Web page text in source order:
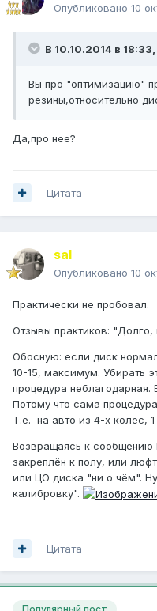
Опубликовано 10
В 10.10.2014 в
Вы про "оптимизацию"
резины,относительно
Да,про нее?
Цитата
saI
Опубликовано 10
Практически не пробовал.
Отзывы практиков: "Долго,
Обосную: если диск
10-15, максимум. Убирать
процедура неблагодарная.
Потому что сама
Т.е. на авто из 4-х колёс,
Возвращаясь к сообщению
закреплён к полу, или
или ЦО диска "ни о чём".
калибровку".
Цитата